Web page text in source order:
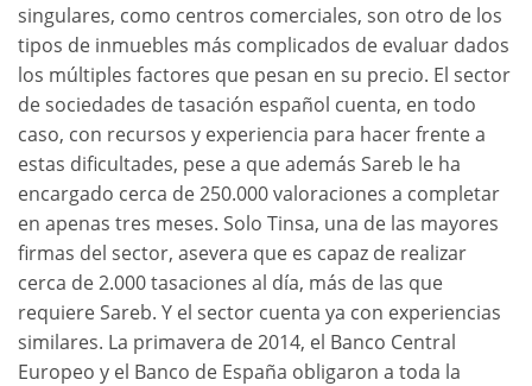
singulares, como centros comerciales, son otro de los
tipos de inmuebles más complicados de evaluar dados
los múltiples factores que pesan en su precio. El sector
de sociedades de tasación español cuenta, en todo
caso, con recursos y experiencia para hacer frente a
estas dificultades, pese a que además Sareb le ha
encargado cerca de 250.000 valoraciones a completar
en apenas tres meses. Solo Tinsa, una de las mayores
firmas del sector, asevera que es capaz de realizar
cerca de 2.000 tasaciones al día, más de las que
requiere Sareb. Y el sector cuenta ya con experiencias
similares. La primavera de 2014, el Banco Central
Europeo y el Banco de España obligaron a toda la